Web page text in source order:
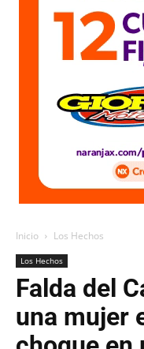
Inicio Los Hechos
Los Hechos
Falda del
una mujer